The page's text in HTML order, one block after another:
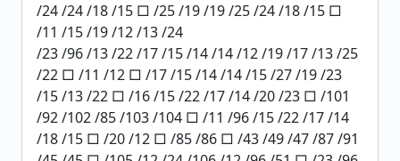
/24 /24 /18 /15 □ /25 /19 /19 /25 /24 /18 /15 □
/11 /15 /19 /12 /13 /24
/23 /96 /13 /22 /17 /15 /14 /14 /12 /19 /17 /13 /25
/22 □ /11 /12 □ /17 /15 /14 /14 /15 /27 /19 /23
/15 /13 /22 □ /16 /15 /22 /17 /14 /20 /23 □ /101
/92 /102 /85 /103 /104 □ /11 /96 /15 /22 /17 /14
/18 /15 □ /20 /12 □ /85 /86 □ /43 /49 /47 /87 /91